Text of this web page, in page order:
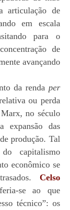
articulação de
em escala
para o
de
avançando
da renda per
ou perda
no século
expansão das
produção. Tal
capitalismo
econômico se
Celso
se ao que
técnico”: os